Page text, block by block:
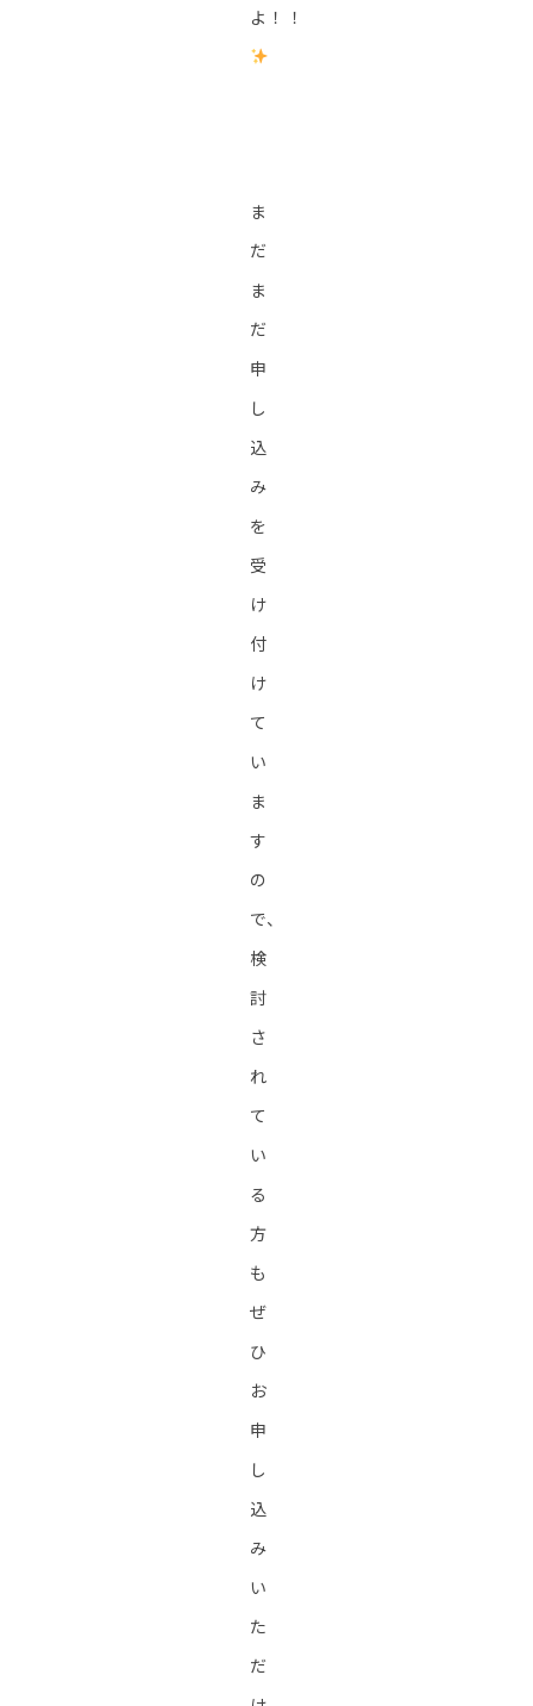
よ！！
ま
だ
ま
だ
申
し
込
み
を
受
け
付
け
て
い
ま
す
の
で、
検
討
さ
れ
て
い
る
方
も
ぜ
ひ
お
申
し
込
み
い
た
だ